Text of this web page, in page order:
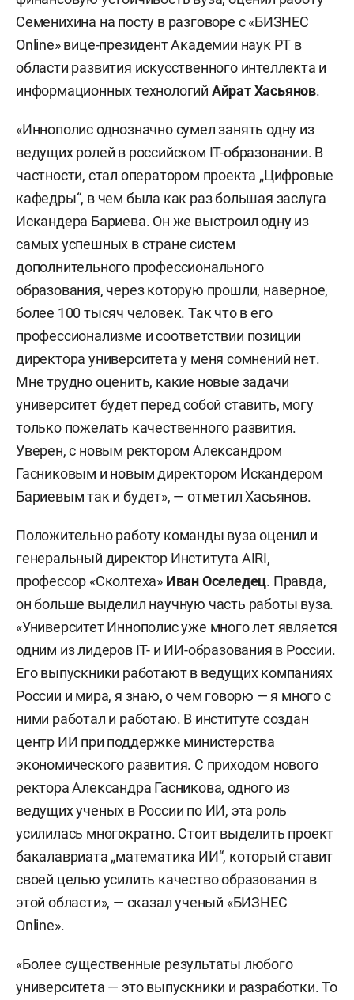
Семенихина на посту в разговоре с «БИЗНЕС
Online» вице-президент Академии наук РТ в
области развития искусственного интеллекта и
информационных технологий Айрат Хасьянов.
«Иннополис однозначно сумел занять одну из
ведущих ролей в российском IT-образовании. В
частности, стал оператором проекта „Цифровые
кафедры“, в чем была как раз большая заслуга
Искандера Бариева. Он же выстроил одну из
самых успешных в стране систем
дополнительного профессионального
образования, через которую прошли, наверное,
более 100 тысяч человек. Так что в его
профессионализме и соответствии позиции
директора университета у меня сомнений нет.
Мне трудно оценить, какие новые задачи
университет будет перед собой ставить, могу
только пожелать качественного развития.
Уверен, с новым ректором Александром
Гасниковым и новым директором Искандером
Бариевым так и будет», — отметил Хасьянов.
Положительно работу команды вуза оценил и
генеральный директор Института AIRI,
профессор «Сколтеха» Иван Оселедец. Правда,
он больше выделил научную часть работы вуза.
«Университет Иннополис уже много лет является
одним из лидеров IT- и ИИ-образования в России.
Его выпускники работают в ведущих компаниях
России и мира, я знаю, о чем говорю — я много с
ними работал и работаю. В институте создан
центр ИИ при поддержке министерства
экономического развития. С приходом нового
ректора Александра Гасникова, одного из
ведущих ученых в России по ИИ, эта роль
усилилась многократно. Стоит выделить проект
бакалавриата „математика ИИ“, который ставит
своей целью усилить качество образования в
этой области», — сказал ученый «БИЗНЕС
Online».
«Более существенные результаты любого
университета — это выпускники и разработки. То